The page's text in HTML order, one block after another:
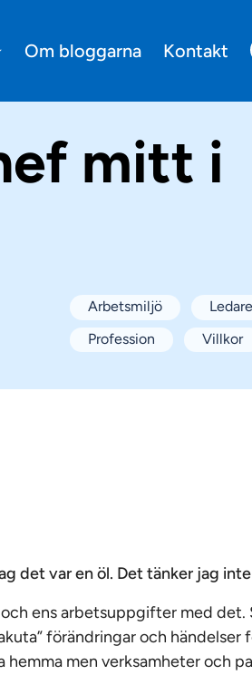
Om bloggarna Kontakt
mitt i
Arbetsmiljö
Ledare
Profession
Villkor
det var en öl. Det tänker jag
ens arbetsuppgifter med det.
förändringar och händelser
hemma men verksamheter och